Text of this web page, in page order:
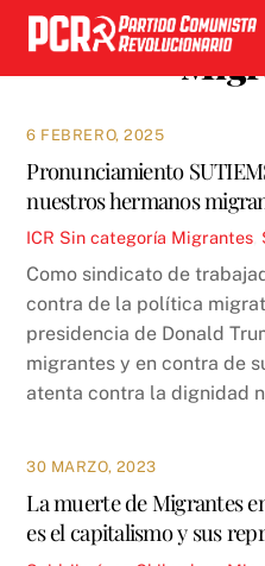
Skip
content
6 FEBRERO, 2025
Pronunciamiento
nuestros hermanos
ICR Sin categoría Migrantes
Como sindicato de
contra de la política
presidencia de Donald
migrantes y en contra de
atenta contra la dignidad
30 MARZO, 2023
La muerte de Migrantes
es el capitalismo y sus